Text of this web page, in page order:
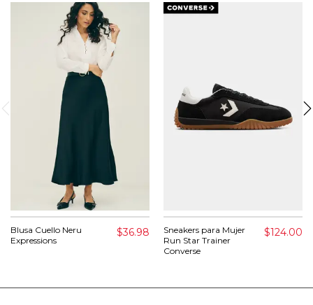
Blusa Cuello Neru
Expressions
$36.98
Sneakers para Mujer
Run Star Trainer
Converse
$124.00